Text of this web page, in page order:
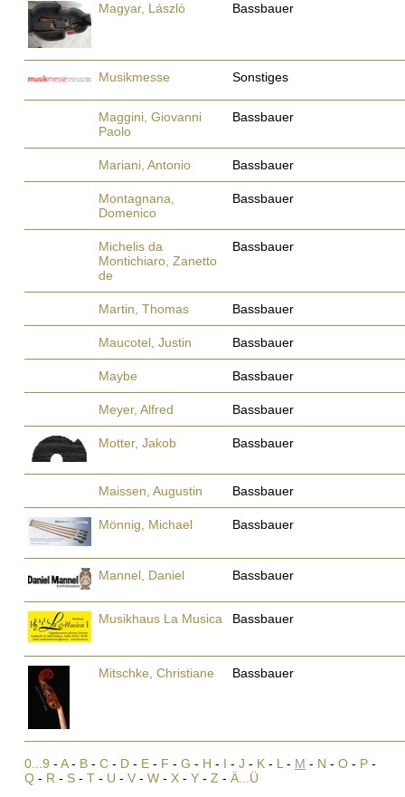
Magyar, László Bassbauer
Musikmesse Sonstiges
Maggini, Giovanni
Paolo
Bassbauer
Mariani, Antonio Bassbauer
Montagnana,
Domenico
Bassbauer
Michelis da
Montichiaro, Zanetto
de
Bassbauer
Martin, Thomas Bassbauer
Maucotel, Justin Bassbauer
Maybe Bassbauer
Meyer, Alfred Bassbauer
Motter, Jakob Bassbauer
Maissen, Augustin Bassbauer
Mönnig, Michael Bassbauer
Mannel, Daniel Bassbauer
Musikhaus La Musica Bassbauer
Mitschke, Christiane Bassbauer
0...9 - A- B - C - D - E - F - G - H - I - J - K - L - M - N - O - P -
Q - R - S - T - U - V - W - X - Y - Z - Ä...Ü